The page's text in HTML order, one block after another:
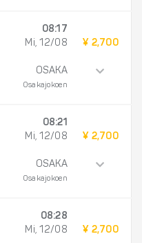
08:17
Mi, 12/08
OSAKA
Osakajokoen
¥ 2,700
08:21
Mi, 12/08
OSAKA
Osakajokoen
¥ 2,700
08:28
Mi, 12/08
¥ 2,700